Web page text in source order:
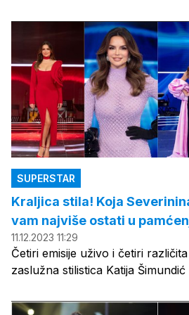
SUPERSTAR
Kraljica stila! Koja
vam najviše ostati u
11.12.2023 11:29
Četiri emisije uživo i četiri
zaslužna stilistica Katija Šimundić